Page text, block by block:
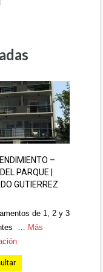
–
PARQUE |
GUTIERREZ
de 1, 2 y 3
… Más